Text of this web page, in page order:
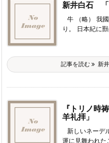
新井白石 「
牛 （略） 我
り。 日本紀に
記事を読む 新井
『トリノ時
羊礼拝」
新しいネーデ
運に見舞われた